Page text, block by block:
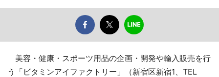
美容・健康・スポーツ用品の企画・開発や輸入販売を行
う「ビタミンアイファクトリー」（新宿区新宿1、TEL